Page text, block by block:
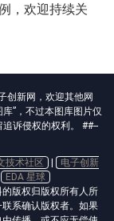
，欢迎持续关
创新网，欢迎其他网
”，不过本图库图片仅
诉侵权的权利。 ##--
技术社区 |
电子创新
EDA 星球
版权归版权所有人所
系确认版权者。如果